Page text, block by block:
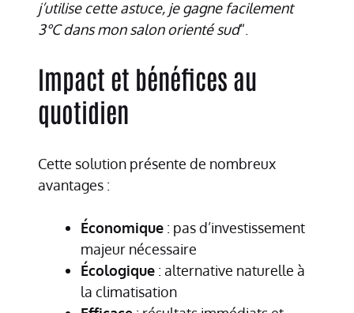
j’utilise cette astuce, je gagne facilement
3°C dans mon salon orienté sud“.
Impact et bénéfices au
quotidien
Cette solution présente de nombreux
avantages :
Économique : pas d’investissement
majeur nécessaire
Écologique : alternative naturelle à
la climatisation